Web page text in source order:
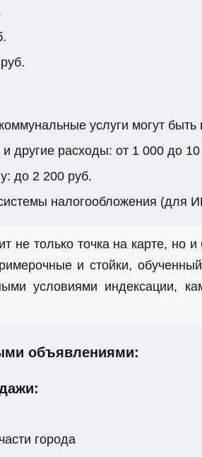
услуги могут
другие расходы: от 1 000 до
до 2 200 руб.
налогообложения (для
не только точка на карте, но
и стойки,
условиями индексации,
объявлениями:
города